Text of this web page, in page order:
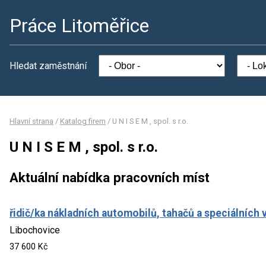
Práce Litoměřice
Hledat zaměstnání
Hlavní strana / Katalog firem / U N I S E M , spol. s r.o.
U N I S E M , spol. s r.o.
Aktuální nabídka pracovních míst
řidič/ka nákladních automobilů, tahačů a speciálních
Libochovice
37 600 Kč